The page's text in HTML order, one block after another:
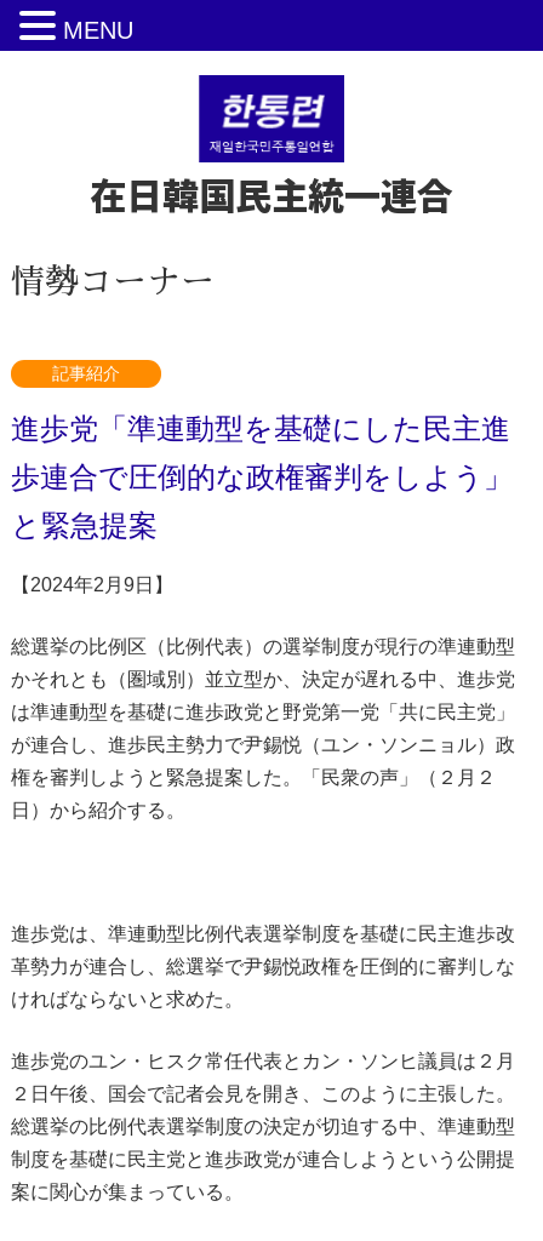
在日韓国民主統一連合
情勢コーナー
記事紹介
進歩党「準連動型を基礎にした民主進
歩連合で圧倒的な政権審判をしよう」
と緊急提案
【2024年2月9日】
総選挙の比例区（比例代表）の選挙制度が現行の準連動型
かそれとも（圏域別）並立型か、決定が遅れる中、進歩党
は準連動型を基礎に進歩政党と野党第一党「共に民主党」
が連合し、進歩民主勢力で尹錫悦（ユン・ソンニョル）政
権を審判しようと緊急提案した。「民衆の声」（２月２
日）から紹介する。
進歩党は、準連動型比例代表選挙制度を基礎に民主進歩改
革勢力が連合し、総選挙で尹錫悦政権を圧倒的に審判しな
ければならないと求めた。
進歩党のユン・ヒスク常任代表とカン・ソンヒ議員は２月
２日午後、国会で記者会見を開き、このように主張した。
総選挙の比例代表選挙制度の決定が切迫する中、準連動型
制度を基礎に民主党と進歩政党が連合しようという公開提
案に関心が集まっている。
MENU